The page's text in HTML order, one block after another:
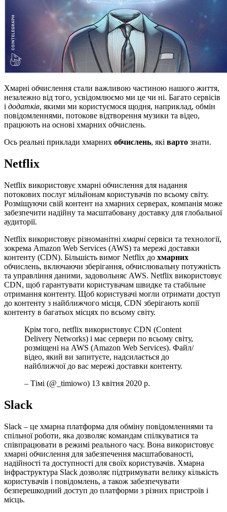
Хмарні обчислення стали важливою частиною нашого життя,
незалежно від того, усвідомлюємо ми це чи ні. Багато сервісів
і додатків, якими ми користуємося щодня, наприклад, обмін
повідомленнями, потокове відтворення музики та відео,
працюють на основі хмарних обчислень.
Ось реальні приклади хмарних обчислень, які варто знати.
Netflix
Netflix використовує хмарні обчислення для надання
потокових послуг мільйонам користувачів по всьому світу.
Розміщуючи свій контент на хмарних серверах, компанія може
забезпечити надійну та масштабовану доставку для глобальної
аудиторії.
Netflix використовує різноманітні хмарні сервіси та технології,
зокрема Amazon Web Services (AWS) та мережі доставки
контенту (CDN). Більшість вимог Netflix до хмарних
обчислень, включаючи зберігання, обчислювальну потужність
та управління даними, задовольняє AWS. Netflix використовує
CDN, щоб гарантувати користувачам швидке та стабільне
отримання контенту. Щоб користувачі могли отримати доступ
до контенту з найближчого місця, CDN зберігають копії
контенту в багатьох місцях по всьому світу.
Крім того, netflix використовує CDN (Content
Delivery Networks) і має сервери по всьому світу,
розміщені на AWS (Amazon Web Services). Файл/
відео, який ви запитуєте, надсилається до
найближчої до вас мережі доставки контенту.
– Тімі (@_timiowo) 13 квітня 2020 р.
Slack
Slack – це хмарна платформа для обміну повідомленнями та
спільної роботи, яка дозволяє командам спілкуватися та
співпрацювати в режимі реального часу. Вона використовує
хмарні обчислення для забезпечення масштабованості,
надійності та доступності для своїх користувачів. Хмарна
інфраструктура Slack дозволяє підтримувати велику кількість
користувачів і повідомлень, а також забезпечувати
безперешкодний доступ до платформи з різних пристроїв і
місць.